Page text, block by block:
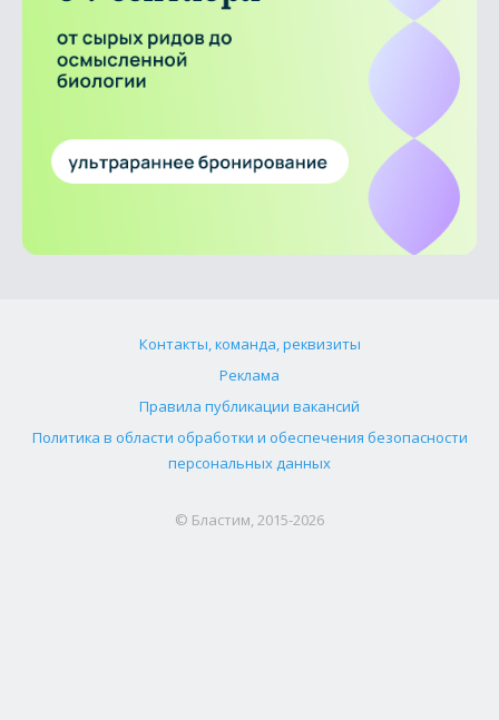
Контакты, команда, реквизиты
Реклама
Правила публикации вакансий
Политика в области обработки и обеспечения безопасности
персональных данных
© Бластим, 2015-2026